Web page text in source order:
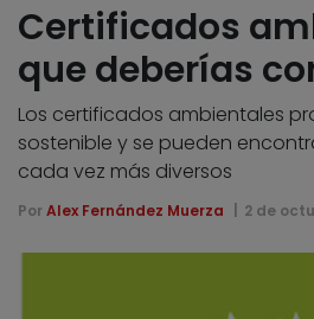
Certificados
que deberías
Los certificados ambientales
sostenible y se pueden
cada vez más diversos
Por Alex Fernández Muerza 2 de